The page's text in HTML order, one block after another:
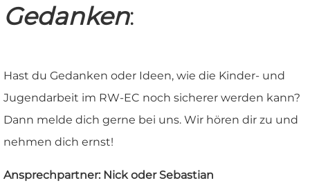
Gedanken:
Hast du Gedanken oder Ideen, wie die Kinder- und
Jugendarbeit im RW-EC noch sicherer werden kann?
Dann melde dich gerne bei uns. Wir hören dir zu und
nehmen dich ernst!
Ansprechpartner: Nick oder Sebastian